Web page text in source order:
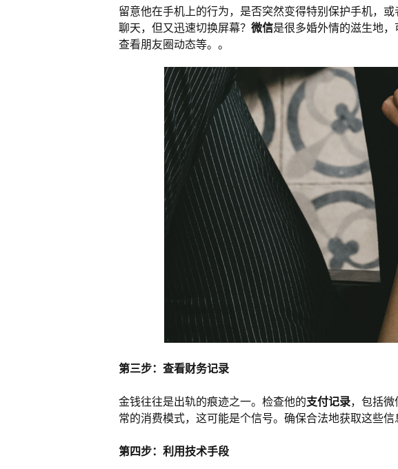
留意他在手机上的行为，是否突然变得特别保护手机，
聊天，但又迅速切换屏幕？ 微信是很多婚外情的滋生地，
查看朋友圈动态等。。
第三步：查看财务记录
金钱往往是出轨的痕迹之一。检查他的支付记录，包括微
常的消费模式，这可能是个信号。确保合法地获取这些信
第四步：利用技术手段